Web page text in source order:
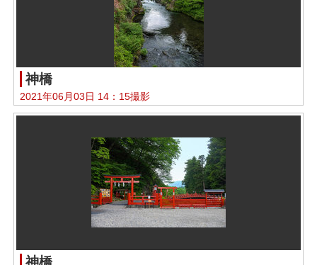
神橋
2021年06月03日 14：15撮影
神橋